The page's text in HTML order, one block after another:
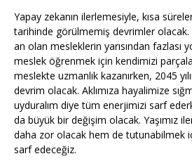
Yapay zekanın ilerlemesiyle, kısa
tarihinde görülmemiş devrimler olacak.
an olan mesleklerin yarısından fazlası
meslek öğrenmek için kendimizi
meslekte uzmanlık kazanırken, 2045
devrim olacak. Aklımıza hayalimize
uyduralım diye tüm enerjimizi sarf
da büyük bir değişim olacak. Yaşımız
daha zor olacak hem de tutunabilmek
sarf edeceğiz.